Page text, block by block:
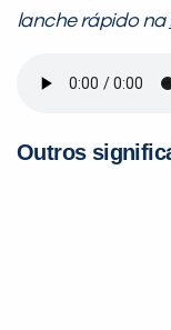
lanche rápido na
Outros